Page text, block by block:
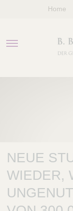
ÜBER UNS
Home
NEUE
WIEDER,